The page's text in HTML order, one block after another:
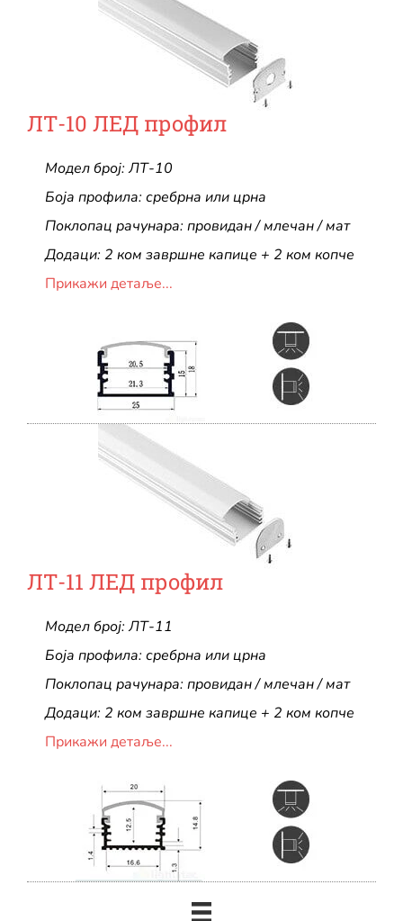
ЛТ-10 ЛЕД профил
Модел број: ЛТ-10
Боја профила: сребрна или црна
Поклопац рачунара: провидан / млечан / мат
Додаци: 2 ком завршне капице + 2 ком копче
Прикажи детаље...
ЛТ-11 ЛЕД профил
Модел број: ЛТ-11
Боја профила: сребрна или црна
Поклопац рачунара: провидан / млечан / мат
Додаци: 2 ком завршне капице + 2 ком копче
Прикажи детаље...